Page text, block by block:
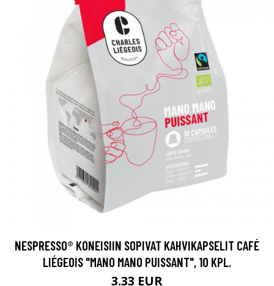
NESPRESSO® KONEISIIN SOPIVAT KAHVIKAPSELIT CAFÉ
LIÉGEOIS "MANO MANO PUISSANT", 10 KPL.
3.33 EUR